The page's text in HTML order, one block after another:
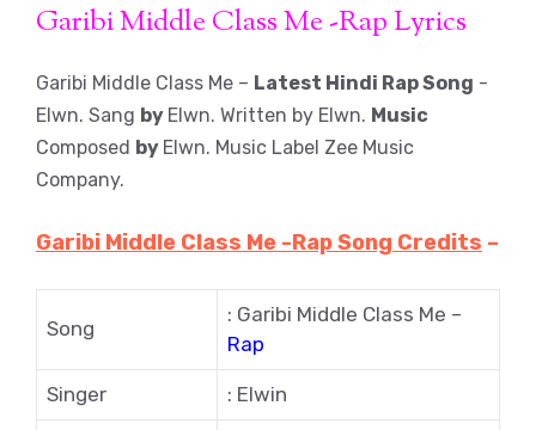
Garibi Middle Class Me -Rap Lyrics
Garibi Middle Class Me – Latest Hindi Rap Song -
Elwn. Sang by Elwn. Written by Elwn. Music
Composed by Elwn. Music Label Zee Music
Company.
Garibi Middle Class Me -Rap Song Credits –
Song
: Garibi Middle Class Me –
Rap
Singer : Elwin